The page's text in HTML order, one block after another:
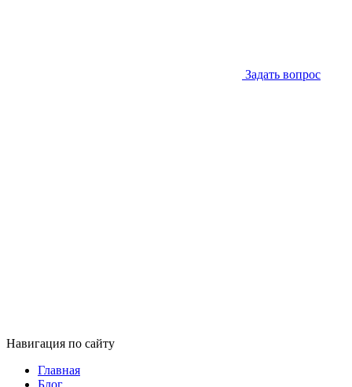
Задать вопрос
Навигация по сайту
Главная
Блог